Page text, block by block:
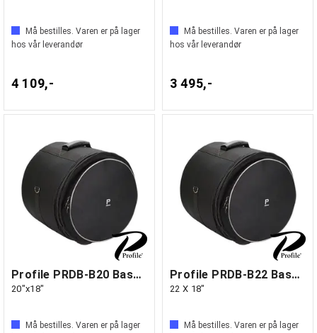
Må bestilles. Varen er på lager
hos vår leverandør
4 109,-
Må bestilles. Varen er på lager
hos vår leverandør
3 495,-
Profile PRDB-B20 Basstrommebag
20"x18"
Må bestilles. Varen er på lager
Profile PRDB-B22 Basstrommebag
22 X 18"
Må bestilles. Varen er på lager